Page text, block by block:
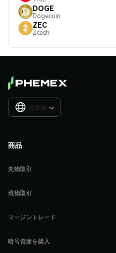
DOGE
Dogecoin
ZEC
Zcash
日本語 
商品
先物取引
現物取引
マージントレード
暗号資産を購入